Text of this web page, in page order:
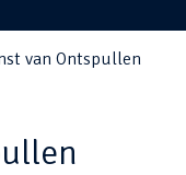
van Ontspullen